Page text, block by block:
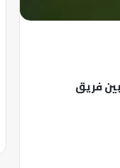
فريق